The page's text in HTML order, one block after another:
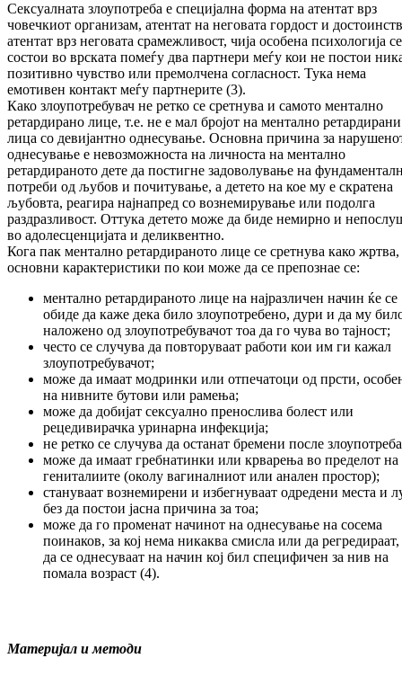
Сексуалната злоупотреба е специјална форма на атентат врз
човечкиот организам, атентат на неговата гордост и
атентат врз неговата срамежливост, чија особена психологија се
состои во врската помеѓу два партнери меѓу кои не постои
позитивно чувство или премолчена согласност. Тука нема
емотивен контакт меѓу партнерите (3).
Како злоупотребувач не ретко се сретнува и самото ментално
ретардирано лице, т.е. не е мал бројот на ментално ретардирани
лица со девијантно однесување. Основна причина за
однесување е невозможноста на личноста на ментално
ретардираното дете да постигне задоволување на
потреби од љубов и почитување, а детето на кое му е скратена
љубовта, реагира најнапред со вознемирување или подолга
раздразливост. Оттука детето може да биде немирно и
во адолесценцијата и деликвентно.
Кога пак ментално ретардираното лице се сретнува како жртва,
основни карактеристики по кои може да се препознае се:
ментално ретардираното лице на најразличен начин ќе се
обиде да каже дека било злоупотребено, дури и да му
наложено од злоупотребувачот тоа да го чува во тајност;
често се случува да повторуваат работи кои им ги кажал
злоупотребувачот;
може да имаат модринки или отпечатоци од прсти,
на нивните бутови или рамења;
може да добијат сексуално пренослива болест или
рецедивирачка уринарна инфекција;
не ретко се случува да останат бремени после
може да имаат гребнатинки или крварења во пределот на
гениталиите (околу вагиналниот или анален простор);
стануваат вознемирени и избегнуваат одредени места и
без да постои јасна причина за тоа;
може да го променат начинот на однесување на сосема
поинаков, за кој нема никаква смисла или да регредираат,
да се однесуваат на начин кој бил специфичен за нив на
помала возраст (4).
Материјал и методи